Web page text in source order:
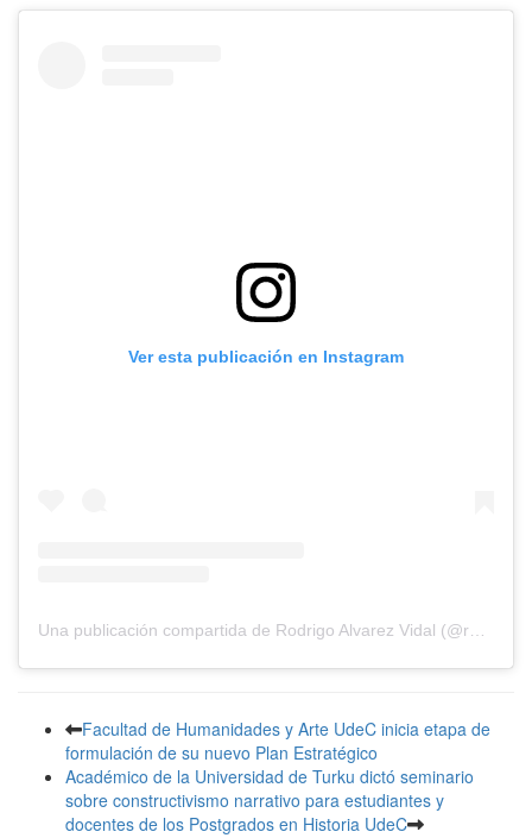
Ver esta publicación en Instagram
Facultad de Humanidades y Arte UdeC inicia etapa de
formulación de su nuevo Plan Estratégico
Académico de la Universidad de Turku dictó seminario
sobre constructivismo narrativo para estudiantes y
docentes de los Postgrados en Historia UdeC